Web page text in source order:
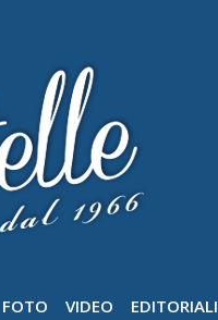
FOTO VIDEO EDITORIALI